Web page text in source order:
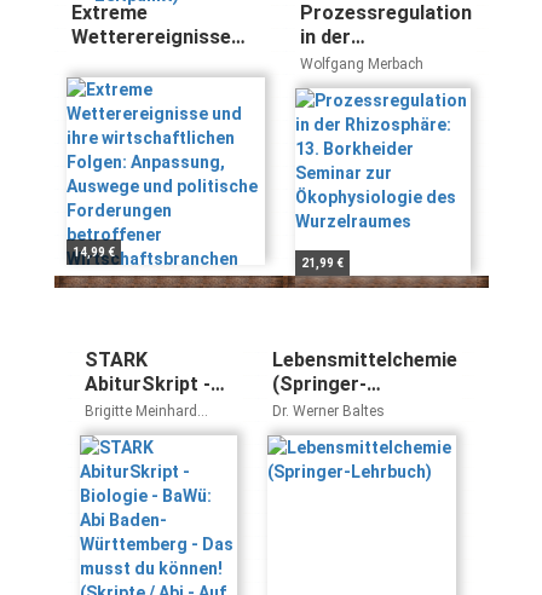
Extreme
Wetterereignisse
wirtschaftlichen
Folgen: Anpassung,
Auswege und
politische
Forderungen
betroffener
Wirtschaftsbranchen
14,99 €
Prozessregulation
in der
Rhizosphäre: 13.
Borkheider
Seminar zur
Ökophysiologie
des Wurzelraumes
Wolfgang Merbach
21,99 €
STARK
AbiturSkript -
Biologie - BaWü:
Abi Baden-
Württemberg -
Das musst du
können! (Skripte
/ Abi - Auf einen
Blick!)
Brigitte Meinhard
Christian Schillinger
Lebensmittelchemie
(Springer-
Lehrbuch)
Dr. Werner Baltes